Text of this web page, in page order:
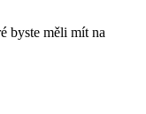
byste měli mít na